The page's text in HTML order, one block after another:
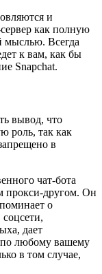
и
как полную
мыслью. Всегда
к вам, как бы
Snapchat.
вывод, что
роль, так как
в
чат-бота
прокси-другом. Он
о
дает
любому вашему
в том случае,